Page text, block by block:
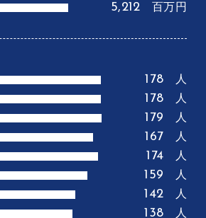
5,212 百万円
178 人
178 人
179 人
167 人
174 人
159 人
142 人
138 人